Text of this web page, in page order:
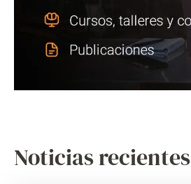
Noticias recientes